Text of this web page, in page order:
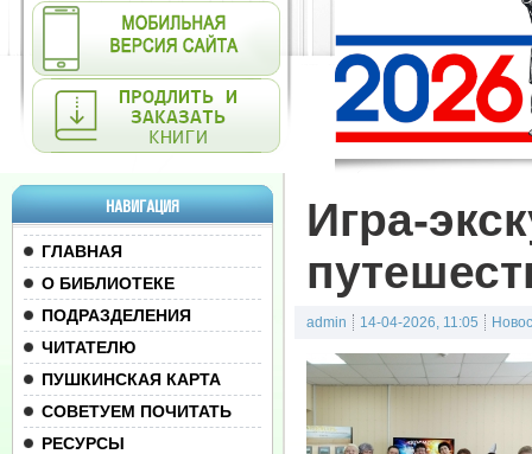
НАВИГАЦИЯ
ГЛАВНАЯ
О БИБЛИОТЕКЕ
ПОДРАЗДЕЛЕНИЯ
ЧИТАТЕЛЮ
ПУШКИНСКАЯ КАРТА
СОВЕТУЕМ ПОЧИТАТЬ
РЕСУРСЫ
Игра-
admin 14-04-2026, 11:05